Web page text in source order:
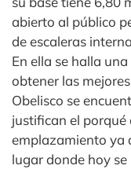
abierto al público
de escaleras
En ella se halla
obtener las
Obelisco se
justifican el porqué
emplazamiento ya
lugar donde hoy